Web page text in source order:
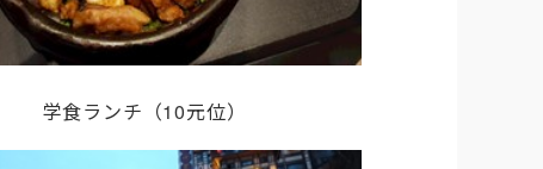
学食ランチ（10元位）